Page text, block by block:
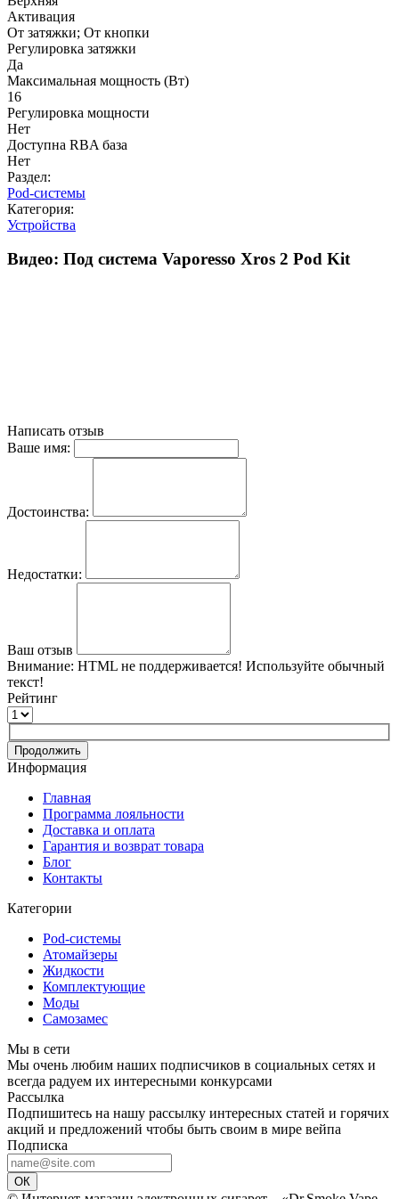
Активация
От затяжки; От кнопки
Регулировка затяжки
Да
Максимальная мощность (Вт)
16
Регулировка мощности
Нет
Доступна RBA база
Нет
Раздел:
Pod-системы
Категория:
Устройства
Видео: Под система Vaporesso Xros 2 Pod Kit
Написать отзыв
Ваше имя:
Достоинства:
Недостатки:
Ваш отзыв
Внимание: HTML не поддерживается! Используйте обычный
текст!
Рейтинг
Продолжить
Информация
Главная
Программа лояльности
Доставка и оплата
Гарантия и возврат товара
Блог
Контакты
Категории
Pod-системы
Атомайзеры
Жидкости
Комплектующие
Моды
Самозамес
Мы в сети
Мы очень любим наших подписчиков в социальных сетях и
всегда радуем их интересными конкурсами
Рассылка
Подпишитесь на нашу рассылку интересных статей и горячих
акций и предложений чтобы быть своим в мире вейпа
Подписка
ОК